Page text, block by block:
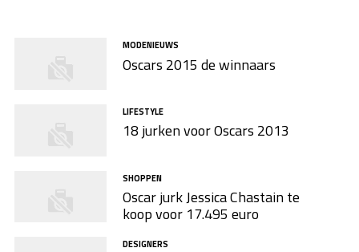
MODENIEUWS
Oscars 2015 de winnaars
LIFESTYLE
18 jurken voor Oscars 2013
SHOPPEN
Oscar jurk Jessica Chastain te
koop voor 17.495 euro
DESIGNERS